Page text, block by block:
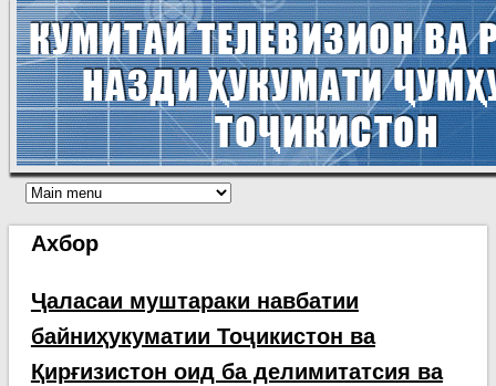
Ахбор
Ҷаласаи муштараки навбатии
байниҳукуматии Тоҷикистон ва
Қирғизистон оид ба делимитатсия ва